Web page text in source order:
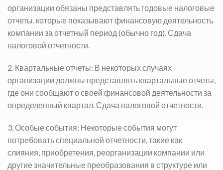
организации обязаны представлять годовые налоговые
отчеты, которые показывают финансовую деятельность
компании за отчетный период (обычно год). Сдача
налоговой отчетности.
2. Квартальные отчеты: В некоторых случаях
организации должны представлять квартальные отчеты,
где они сообщают о своей финансовой деятельности за
определенный квартал. Сдача налоговой отчетности.
3. Особые события: Некоторые события могут
потребовать специальной отчетности, такие как
слияния, приобретения, реорганизации компании или
другие значительные преобразования в структуре или